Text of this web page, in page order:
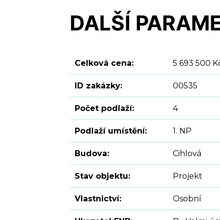
DALŠÍ
Celková cena: 5 693 500
ID zakázky: 00535
Počet podlaží: 4
Podlaží umístění: 1. NP
Budova: Cihlová
Stav objektu: Projekt
Vlastnictví: Osobní